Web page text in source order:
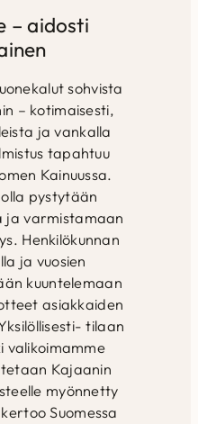
– aidosti
sohvista
– kotimaisesti,
ja vankalla
tapahtuu
Kainuussa.
pystytään
ja varmistamaan
Henkilökunnan
ja vuosien
kuuntelemaan
asiakkaiden
tilaan
valikoimamme
Kajaanin
myönnetty
Suomessa